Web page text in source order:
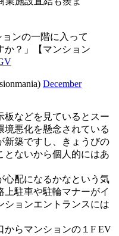
ンの一階に入って
か？」【マンション
December
板などを見ているとスー
境悪化を懸念されている
新築ですし、きょうびの
とないから個人的にはあ
心配になるかなという気
上駐車や駐輪マナーがイ
ションエントランスには
からマンションの１F EV